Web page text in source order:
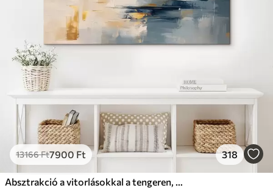
13166Ft7900 Ft 318
Absztrakció a vitorlásokkal a tengeren, akril stílusban, naplemente